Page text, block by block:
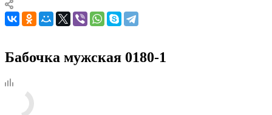
Бабочка мужская 0180-1